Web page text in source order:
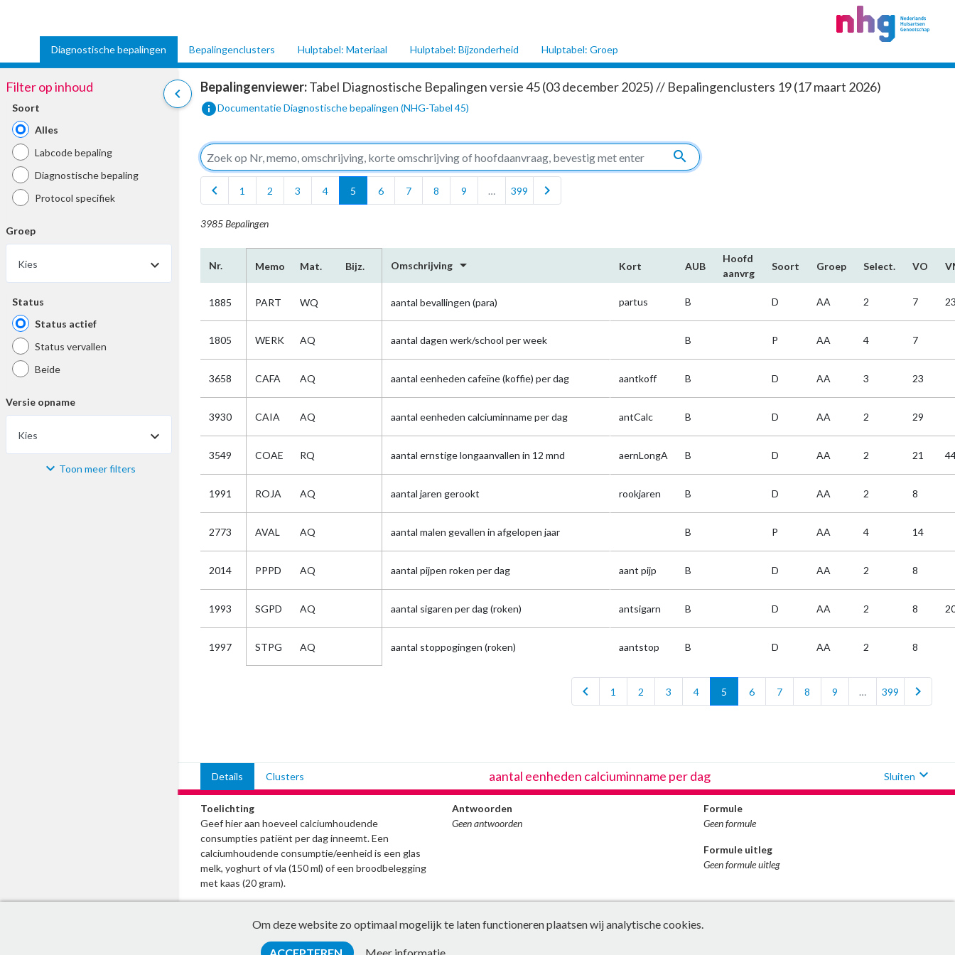
Diagnostische bepalingen Bepalingenclusters Hulptabel: Materiaal Hulptabel: Bijzonderheid Hulptabel: Groep
chevron_left
Filter op inhoud
Soort
Alles
Labcode bepaling
Diagnostische bepaling
Protocol specifiek
Groep
Kies
Status
Status actief
Status vervallen
Beide
Versie opname
Kies
Materiaal Toon meer filters
Bepalingenviewer:Tabel Diagnostische Bepalingen versie 45 (03 december 2025) // Bepalingenclusters 19 (17 maart 2026)
infoDocumentatie Diagnostische bepalingen (NHG-Tabel 45)
search
chevron_left
1 2 3 4 5 6 7 8 9 … 399 chevron_right
3985 Bepalingen
Nr. Memo Mat. Bijz. Omschrijving arrow_drop_down Kort AUB
Hoofd​
aanvrg
Soort Groep Select. VO
1885 PART WQ aantal bevallingen (para) partus B D AA 2 7
1805 WERK AQ aantal dagen werk/school per week B P AA 4 7
3658 CAFA AQ aantal eenheden cafeïne (koffie) per dag aantkoff B D AA 3 23
3930 CAIA AQ aantal eenheden calciuminname per dag antCalc B D AA 2 29
3549 COAE RQ aantal ernstige longaanvallen in 12 mnd aernLongA B D AA 2 21
1991 ROJA AQ aantal jaren gerookt rookjaren B D AA 2 8
2773 AVAL AQ aantal malen gevallen in afgelopen jaar B P AA 4 14
2014 PPPD AQ aantal pijpen roken per dag aant pijp B D AA 2 8
1993 SGPD AQ aantal sigaren per dag (roken) antsigarn B D AA 2 8
1997 STPG AQ aantal stoppogingen (roken) aantstop B D AA 2 8
chevron_left 1 2 3 4 5 6 7 8 9 … 399 chevron_right
Details Clusters aantal eenheden calciuminname per dag Sluiten expand_more
Toelichting
Geef hier aan hoeveel calciumhoudende
consumpties patiënt per dag inneemt. Een
calciumhoudende consumptie/eenheid is een glas
melk, yoghurt of vla (150 ml) of een broodbelegging
met kaas (20 gram).
Antwoorden
Geen antwoorden
Formule
Geen formule
Formule uitleg
Geen formule uitleg
Om deze website zo optimaal mogelijk te laten functioneren plaatsen wij analytische cookies.